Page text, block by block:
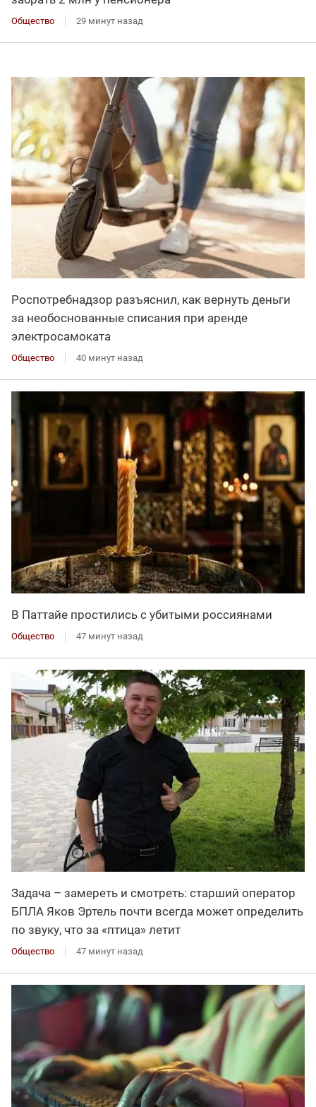
Общество 29 минут назад
Роспотребнадзор разъяснил, как вернуть деньги
за необоснованные списания при аренде
электросамоката
Общество 40 минут назад
В Паттайе простились с убитыми россиянами
Общество 47 минут назад
Задача – замереть и смотреть: старший оператор
БПЛА Яков Эртель почти всегда может определить
по звуку, что за «птица» летит
Общество 47 минут назад